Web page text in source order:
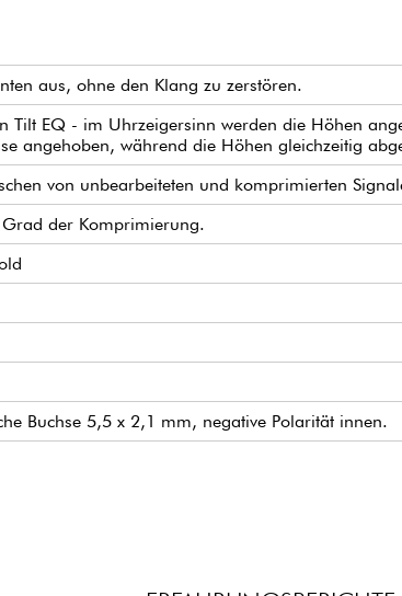
aus, ohne den Klang zu zerstören.
Tilt EQ - im Uhrzeigersinn werden die Höhen
angehoben, während die Höhen gleichzeitig
von unbearbeiteten und komprimierten
der Komprimierung.
Buchse 5,5 x 2,1 mm, negative Polarität innen.
passendes Netzteil 409939 nicht im
42 mm